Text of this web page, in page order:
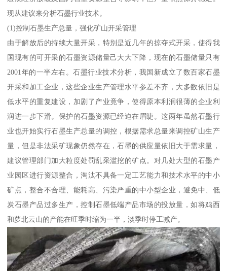
现从建议来分析石墨行业技术。
(1)控制石墨生产总量，强化矿山开采管理
由于解放后的持续大量开采，特别是近几年的掠夺式开采，使得我
国现有的可开采的石墨资源储量己大大下降，现在的石墨储量只有
2001年的一半左右。石墨行业技术分析，我国新成立了数百家石墨
开采和加工企业，这些企业生产管理水平参差不齐，大多数依旧是
低水平的重复建设，加剧了产业竟争，使得原本利润很薄的企业利
润进一步下滑。保护的石墨资源已经迫在眉睫。这两年虽然石墨行
业也开始实行石墨生产总量的调控，根据需求总量来调控矿山生产
量，但是非法采矿现象仍然存在，石墨的供应量依旧大于需求量，
建议管理部门加大粒度处罚乱采滥挖的矿点。对几处大型的石墨产
业园区进行资源整合，淘汰不具备一定工艺能力和技术水平的中小
矿点，整合不合理、能耗高、污染严重的中小型企业，避免中、低
炭石墨产品过多生产，控制石墨低端产品市场的投放量，如将鸡西
和萝北云山的产能在旺季时缩为一半，淡季时停工减产。